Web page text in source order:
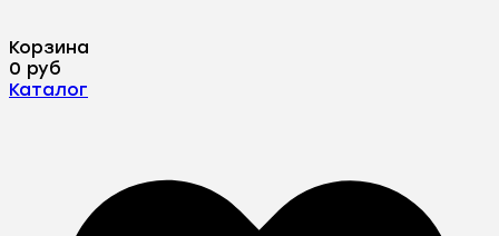
Корзина
0 руб
Каталог